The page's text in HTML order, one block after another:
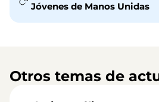
Jóvenes de Manos Unidas
Otros temas de